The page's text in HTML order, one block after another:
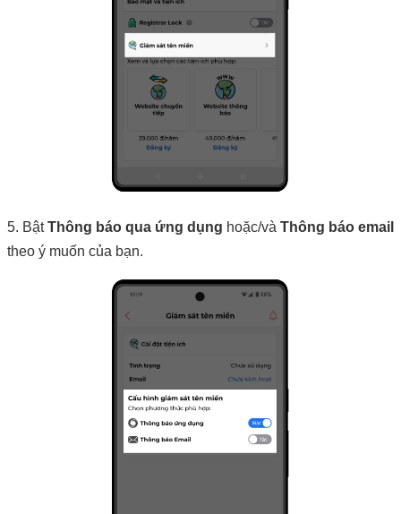
5. BậtThông báo qua ứng dụng hoặc/và Thông báo email
theo ý muốn của bạn.